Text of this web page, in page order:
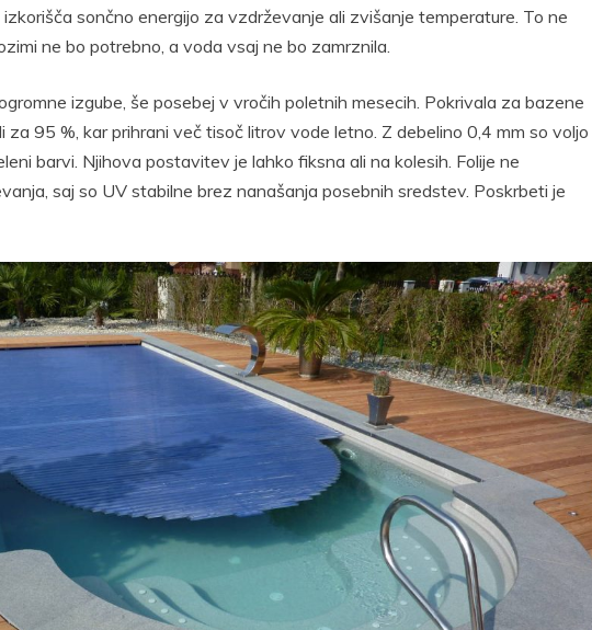
sončno energijo za vzdrževanje ali zvišanje temperature. To ne
ne bo potrebno, a voda vsaj ne bo zamrznila.
izgube, še posebej v vročih poletnih mesecih. Pokrivala za bazene
za 95 %, kar prihrani več tisoč litrov vode letno. Z debelino 0,4 mm so voljo
barvi. Njihova postavitev je lahko fiksna ali na kolesih. Folije ne
saj so UV stabilne brez nanašanja posebnih sredstev. Poskrbeti je